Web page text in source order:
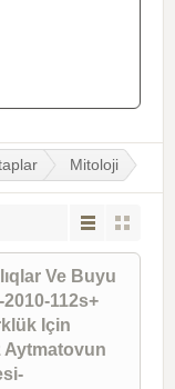
Mitoloji
Ve Buyu
112s+
Için
Aytmatovun